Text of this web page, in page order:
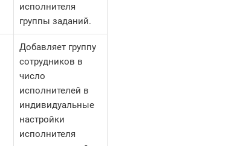
исполнителя
группы заданий.
Добавляет группу
сотрудников в
число
исполнителей в
индивидуальные
настройки
исполнителя